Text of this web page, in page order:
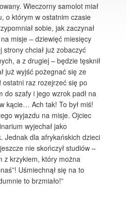
Wieczorny samolot miał
o którym w ostatnim czasie
sobie, jak zaczynał
misje – dziewięć miesięcy
strony chciał już zobaczyć
a z drugiej – będzie tęsknił
już wyjść pożegnać się ze
ostatni raz rozejrzeć się po
do szafy i jego wzrok padł na
kącie… Ach tak! To był miś!
wyjazdu na misje. Ojciec
wyjechał jako
Jednak dla afrykańskich dzieci
nie skończył studiów –
z krzykiem, który można
Uśmiechnął się na to
to brzmiało!”